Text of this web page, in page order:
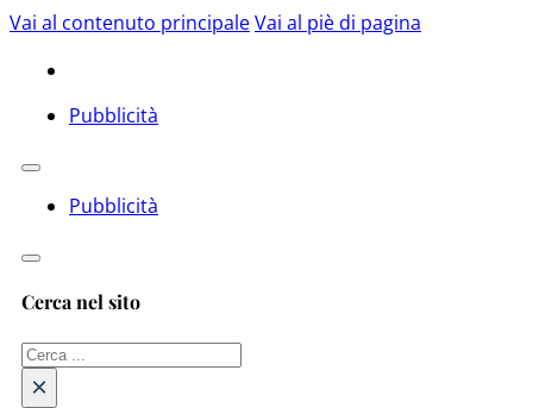
Vai al contenuto principaleVai al piè di pagina
Pubblicità
Pubblicità
Cerca nel sito
Cerca
×